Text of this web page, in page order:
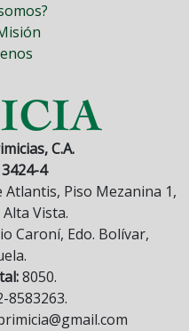
C.A.
4
Piso Mezanina 1,
Vista.
Caroní, Edo. Bolívar,
8050.
8583263.